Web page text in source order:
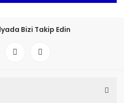
Bizi Takip Edin